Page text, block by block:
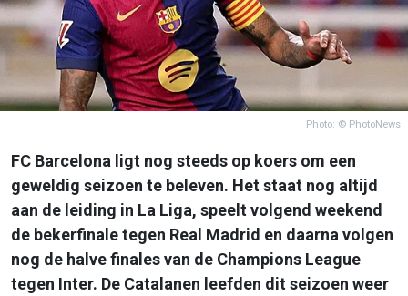
Photo: © PhotoNews
FC Barcelona ligt nog steeds op koers om een
geweldig seizoen te beleven. Het staat nog altijd
aan de leiding in La Liga, speelt volgend weekend
de bekerfinale tegen Real Madrid en daarna volgen
nog de halve finales van de Champions League
tegen Inter. De Catalanen leefden dit seizoen weer